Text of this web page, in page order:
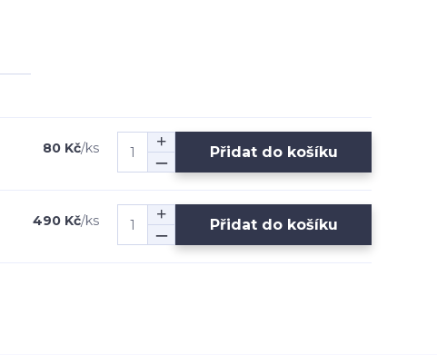
80 Kč/ks Přidat do košíku
490 Kč/ks Přidat do košíku